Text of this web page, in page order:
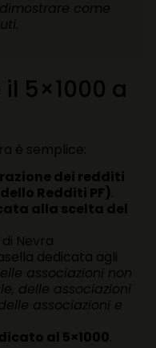
come
5×1000 a
è semplice:
dei redditi
Redditi PF).
alla scelta del
Nevra
dedicata agli
associazioni non
delle associazioni
associazioni e
al 5×1000.